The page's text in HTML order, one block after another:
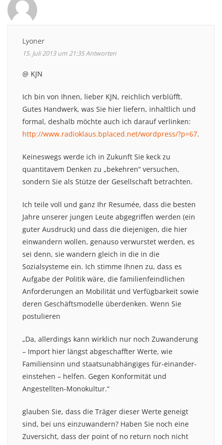
Lyoner
15. Juli 2013 um 21:35Antworten
@ KJN
Ich bin von Ihnen, lieber KJN, reichlich verblüfft.
Gutes Handwerk, was Sie hier liefern, inhaltlich und
formal, deshalb möchte auch ich darauf verlinken:
http://www.radioklaus.bplaced.net/wordpress/?p=67.
Keineswegs werde ich in Zukunft Sie keck zu
quantitavem Denken zu „bekehren“ versuchen,
sondern Sie als Stütze der Gesellschaft betrachten.
Ich teile voll und ganz Ihr Resumée, dass die besten
Jahre unserer jungen Leute abgegriffen werden (ein
guter Ausdruck) und dass die diejenigen, die hier
einwandern wollen, genauso verwurstet werden, es
sei denn, sie wandern gleich in die in die
Sozialsysteme ein. Ich stimme Ihnen zu, dass es
Aufgabe der Politik wäre, die familienfeindlichen
Anforderungen an Mobilität und Verfügbarkeit sowie
deren Geschäftsmodelle überdenken. Wenn Sie
postulieren
„Da, allerdings kann wirklich nur noch Zuwanderung
– Import hier längst abgeschaffter Werte, wie
Familiensinn und staatsunabhängiges für-einander-
einstehen – helfen. Gegen Konformität und
Angestellten-Monokultur.“
glauben Sie, dass die Träger dieser Werte geneigt
sind, bei uns einzuwandern? Haben Sie noch eine
Zuversicht, dass der point of no return noch nicht